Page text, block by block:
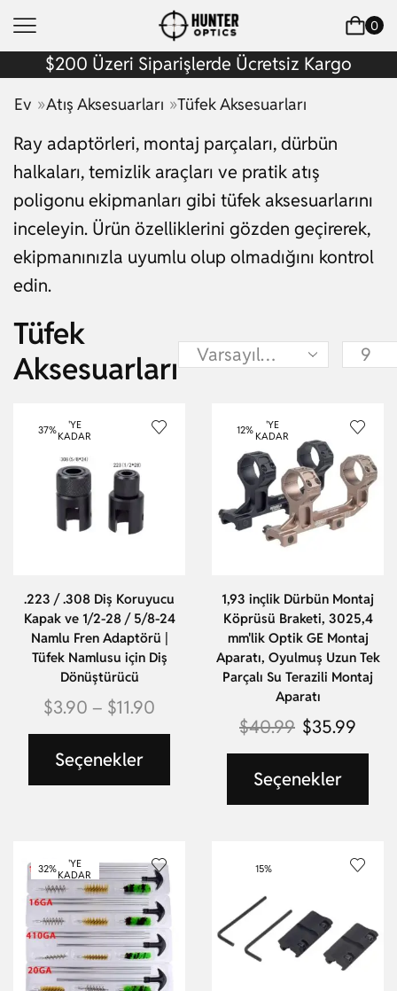
0
$200 Üzeri Siparişlerde Ücretsiz Kargo
Ev »Atış Aksesuarları »Tüfek Aksesuarları
Ray adaptörleri, montaj parçaları, dürbün
halkaları, temizlik araçları ve pratik atış
poligonu ekipmanları gibi tüfek aksesuarlarını
inceleyin. Ürün özelliklerini gözden geçirerek,
ekipmanınızla uyumlu olup olmadığını kontrol
edin.
Tüfek
Aksesuarları
37%
'YE
KADAR
.223 / .308 Diş Koruyucu
Kapak ve 1/2-28 / 5/8-24
Namlu Fren Adaptörü |
Tüfek Namlusu için Diş
Dönüştürücü
$3.90 – $11.90
Seçenekler
12%
'YE
KADAR
1,93 inçlik Dürbün Montaj
Köprüsü Braketi, 3025,4
mm'lik Optik GE Montaj
Aparatı, Oyulmuş Uzun Tek
Parçalı Su Terazili Montaj
Aparatı
$40.99 $35.99
Seçenekler
32%
'YE
KADAR
15%